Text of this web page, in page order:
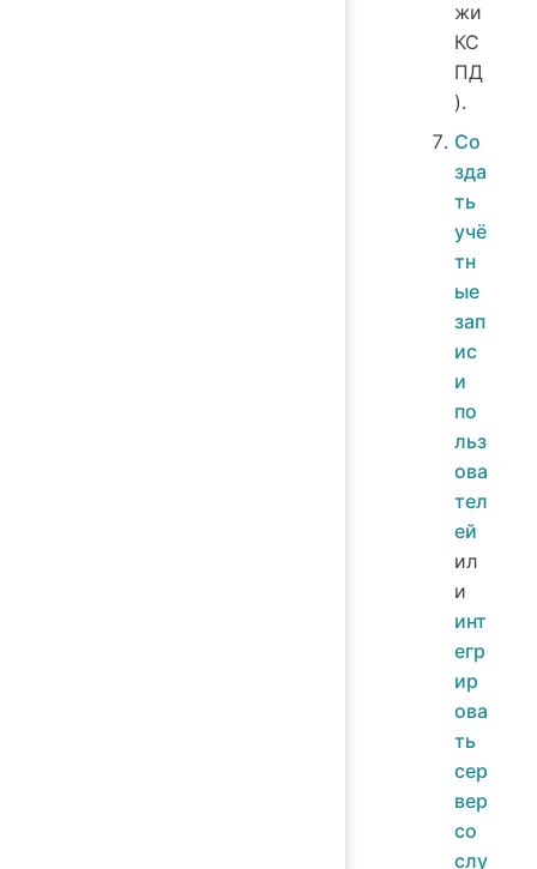
жи
КС
ПД
).
Со
зда
ть
учё
тн
ые
зап
ис
и
по
льз
ова
тел
ей
ил
и
инт
егр
ир
ова
ть
сер
вер
со
слу